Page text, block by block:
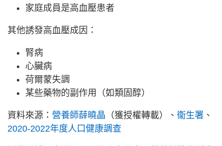
家庭成員是高血壓患者
其他誘發高血壓成因：
腎病
心臟病
荷爾蒙失調
某些藥物的副作用（如類固醇）
資料來源： 營養師薛曉晶 （獲授權轉載）、 衞生署 、
2020-2022年度人口健康調查